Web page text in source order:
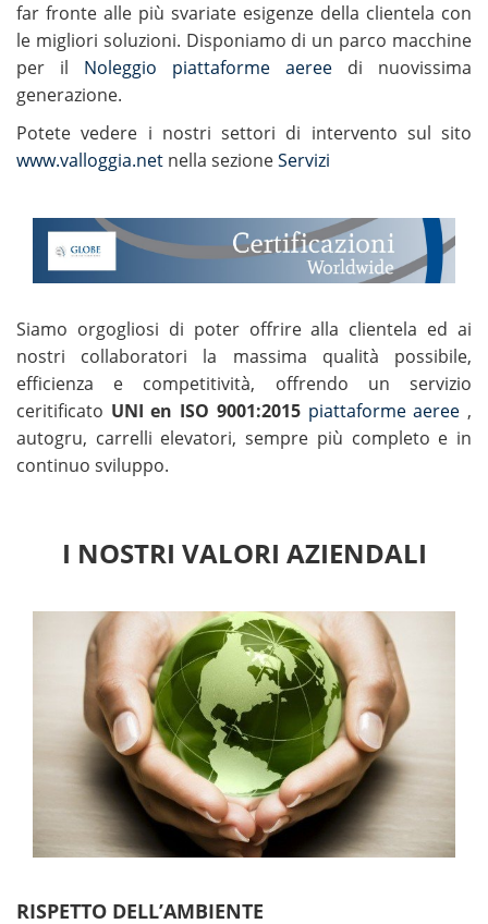
far fronte alle più svariate esigenze della clientela con
le migliori soluzioni. Disponiamo di un parco macchine
per il Noleggio piattaforme aeree di nuovissima
generazione.
Potete vedere i nostri settori di intervento sul sito
www.valloggia.net nella sezioneServizi
Siamo orgogliosi di poter offrire alla clientela ed ai
nostri collaboratori la massima qualità possibile,
efficienza e competitività, offrendo un servizio
ceritificato UNI en ISO 9001:2015 piattaforme aeree ,
autogru, carrelli elevatori, sempre più completo e in
continuo sviluppo.
I NOSTRI VALORI AZIENDALI
RISPETTO DELL’AMBIENTE